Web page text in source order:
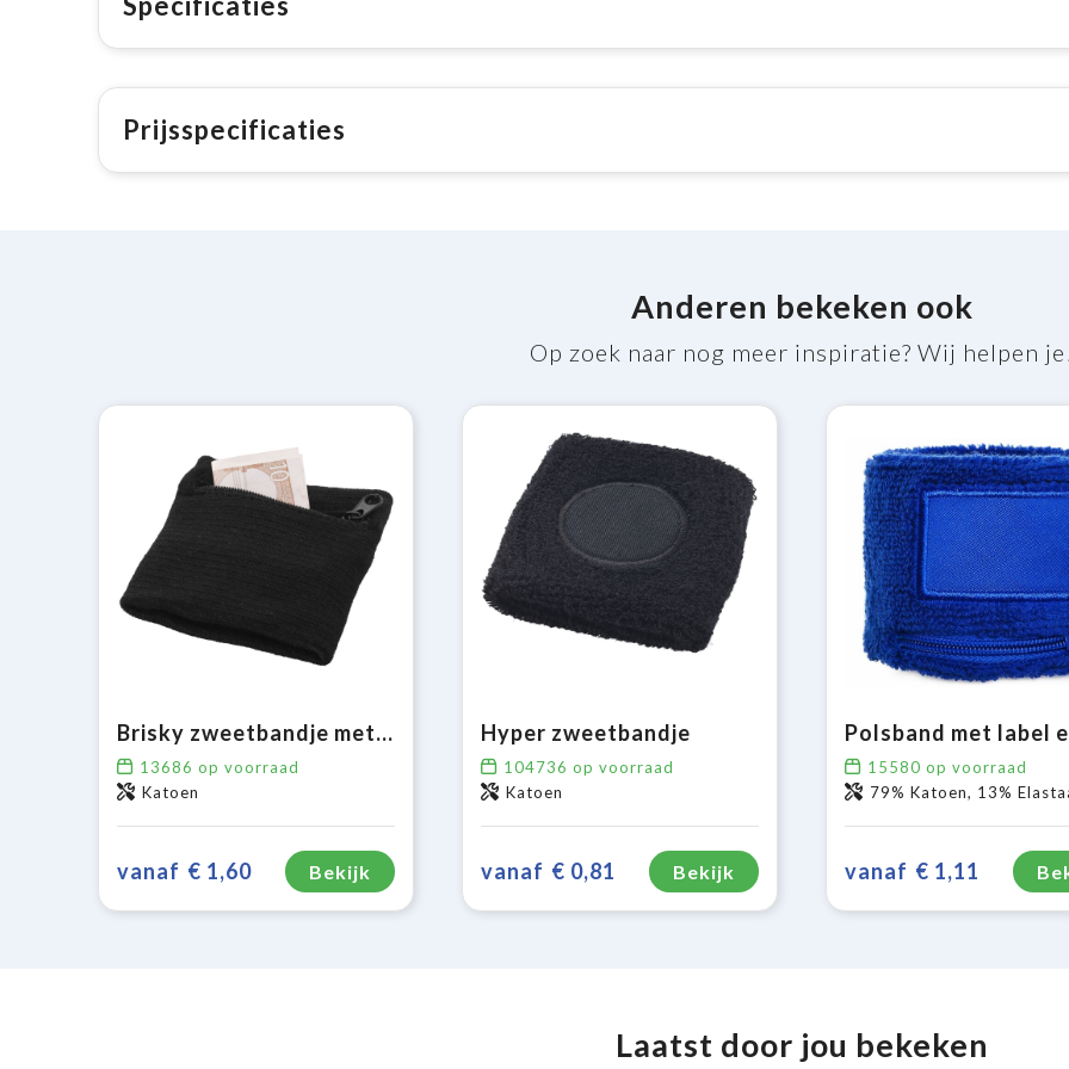
Prijsspecificaties
Anderen bekeken ook
Op zoek naar nog meer inspiratie? Wij helpen
Brisky zweetbandje met rits
13686 op voorraad
Katoen
vanaf € 1,60 Bekijk
Hyper zweetbandje
104736 op voorraad
Katoen
vanaf € 0,81 Bekijk
15580 op voorraad
79% Katoen, 13% Elastaan, 8%
vanaf € 1,11
Laatst door jou bekeken